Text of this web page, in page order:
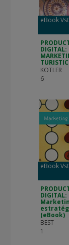
eBook Vst
DIGITAL:
KOTLER
6
eBook Vst
DIGITAL:
(eBook)
BEST
1